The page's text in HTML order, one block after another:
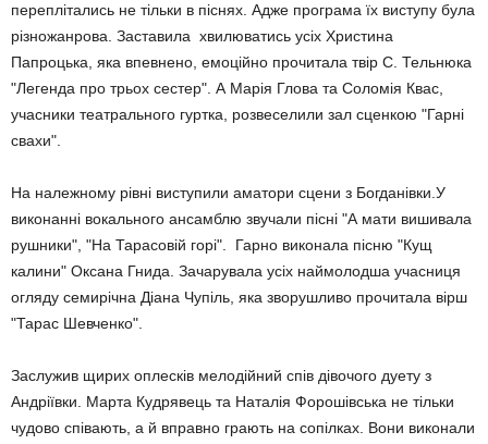
переплітались не тільки в піснях. Адже програма їх виступу була
різножанрова. Заставила хвилюватись усіх Христина
Папроцька, яка впевнено, емоційно прочитала твір С. Тельнюка
"Легенда про трьох сестер". А Марія Глова та Соломія Квас,
учасники театрального гуртка, розвеселили зал сценкою "Гарні
свахи".
На належному рівні виступили аматори сцени з Богданівки.У
виконанні вокального ансамблю звучали пісні "А мати вишивала
рушники", "На Тарасовій горі". Гарно виконала пісню "Кущ
калини" Оксана Гнида. Зачарувала усіх наймолодша учасниця
огляду семирічна Діана Чупіль, яка зворушливо прочитала вірш
"Тарас Шевченко".
Заслужив щирих оплесків мелодійний спів дівочого дуету з
Андріївки. Марта Кудрявець та Наталія Форошівська не тільки
чудово співають, а й вправно грають на сопілках. Вони виконали